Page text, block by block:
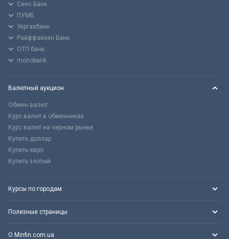
Сенс Банк
ПУМБ
Укргазбанк
Райффайзен Банк
ОТП банк
monobank
Валютный аукцион
Обмен валют
Курс валют в обменниках
Курс валют на черном рынке
Купить доллар
Купить евро
Купить злотый
Курсы по городам
Полезные страницы
О Minfin.com.ua